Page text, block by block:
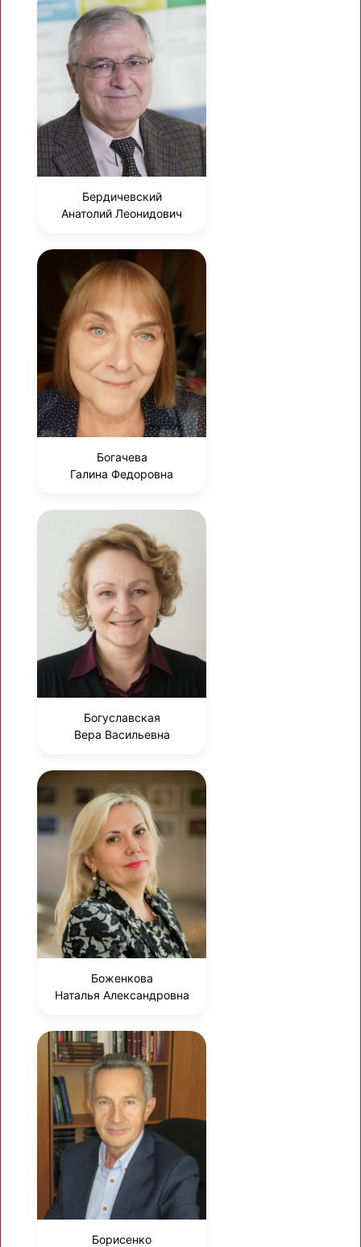
Бердичевский
Анатолий Леонидович
Богачева
Галина Федоровна
Богуславская
Вера Васильевна
Боженкова
Наталья Александровна
Борисенко